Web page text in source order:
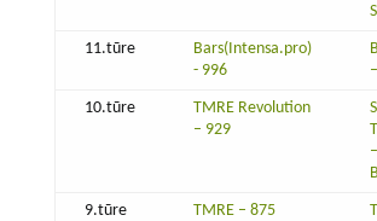
11.tūre
Bars(Intensa.pro)
- 996
10.tūre
TMRE Revolution
– 929
9.tūre
TMRE – 875